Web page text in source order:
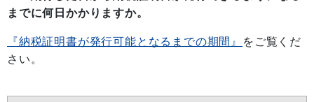
までに何日かかりますか。
『納税証明書が発行可能となるまでの期間』
をご覧くだ
さい。